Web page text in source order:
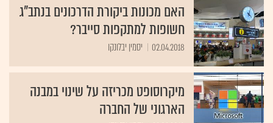
האם מכונות ביקורת הדרכונים בנתב"ג
חשופות למתקפות סייבר?
02.04.2018 יסמין יבלונקו
מיקרוסופט מכריזה על שינוי במבנה
הארגוני של החברה